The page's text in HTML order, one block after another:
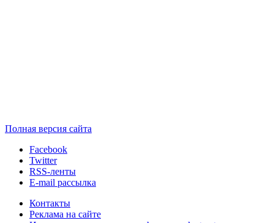
Полная версия сайта
Facebook
Twitter
RSS-ленты
E-mail рассылка
Контакты
Реклама на сайте